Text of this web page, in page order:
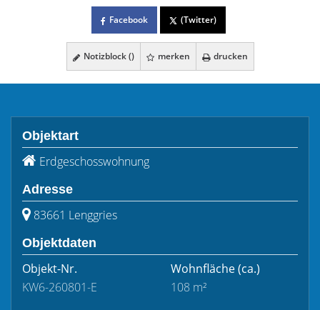
Facebook (Twitter)
Notizblock () merken drucken
Objektart
Erdgeschosswohnung
Adresse
83661 Lenggries
Objektdaten
Objekt-Nr.
KW6-260801-E
Wohnfläche(ca.)
108 m²